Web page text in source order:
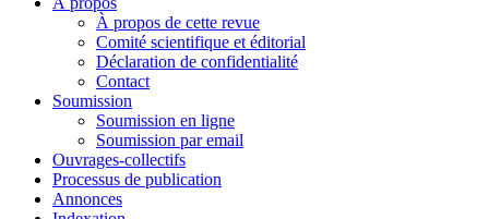
À propos de cette revue
Comité scientifique et éditorial
Déclaration de confidentialité
Contact
Soumission
Soumission en ligne
Soumission par email
Ouvrages-collectifs
Processus de publication
Annonces